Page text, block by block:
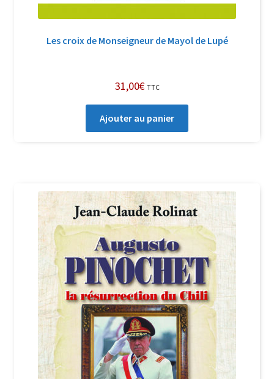
Les croix de Monseigneur de Mayol de Lupé
31,00€ TTC
Ajouter au panier